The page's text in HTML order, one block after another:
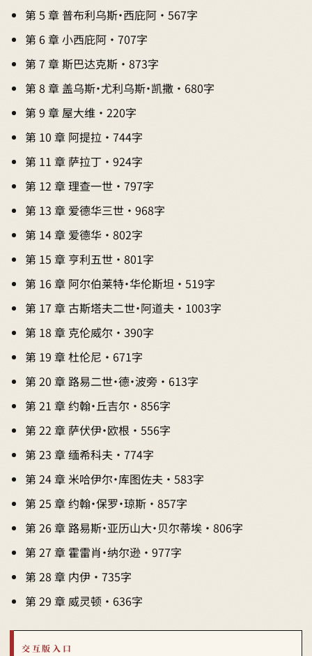
第 5 章 普布利乌斯·西庇阿 · 567字
第 6 章 小西庇阿 · 707字
第 7 章 斯巴达克斯 · 873字
第 8 章 盖乌斯·尤利乌斯·凯撒 · 680字
第 9 章 屋大维 · 220字
第 10 章 阿提拉 · 744字
第 11 章 萨拉丁 · 924字
第 12 章 理查一世 · 797字
第 13 章 爱德华三世 · 968字
第 14 章 爱德华 · 802字
第 15 章 亨利五世 · 801字
第 16 章 阿尔伯莱特·华伦斯坦 · 519字
第 17 章 古斯塔夫二世·阿道夫 · 1003字
第 18 章 克伦威尔 · 390字
第 19 章 杜伦尼 · 671字
第 20 章 路易二世·德·波旁 · 613字
第 21 章 约翰·丘吉尔 · 856字
第 22 章 萨伏伊·欧根 · 556字
第 23 章 缅希科夫 · 774字
第 24 章 米哈伊尔·库图佐夫 · 583字
第 25 章 约翰·保罗·琼斯 · 857字
第 26 章 路易斯·亚历山大·贝尔蒂埃 · 806字
第 27 章 霍雷肖·纳尔逊 · 977字
第 28 章 内伊 · 735字
第 29 章 威灵顿 · 636字
交互版入口